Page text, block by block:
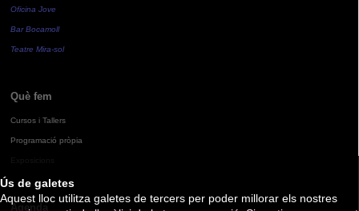
Ús de galetes
Aquest lloc utilitza galetes de tercers per poder millorar els nostres
Oficina Jove
Bar Bocamoll
Teatre Mira-sol
Què fem
Cursos i Tallers
Programació pròpia
Agenda